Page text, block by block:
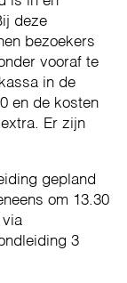
deze
bezoekers
vooraf te
in de
en de kosten
Er zijn
gepland
om 13.30
via
3